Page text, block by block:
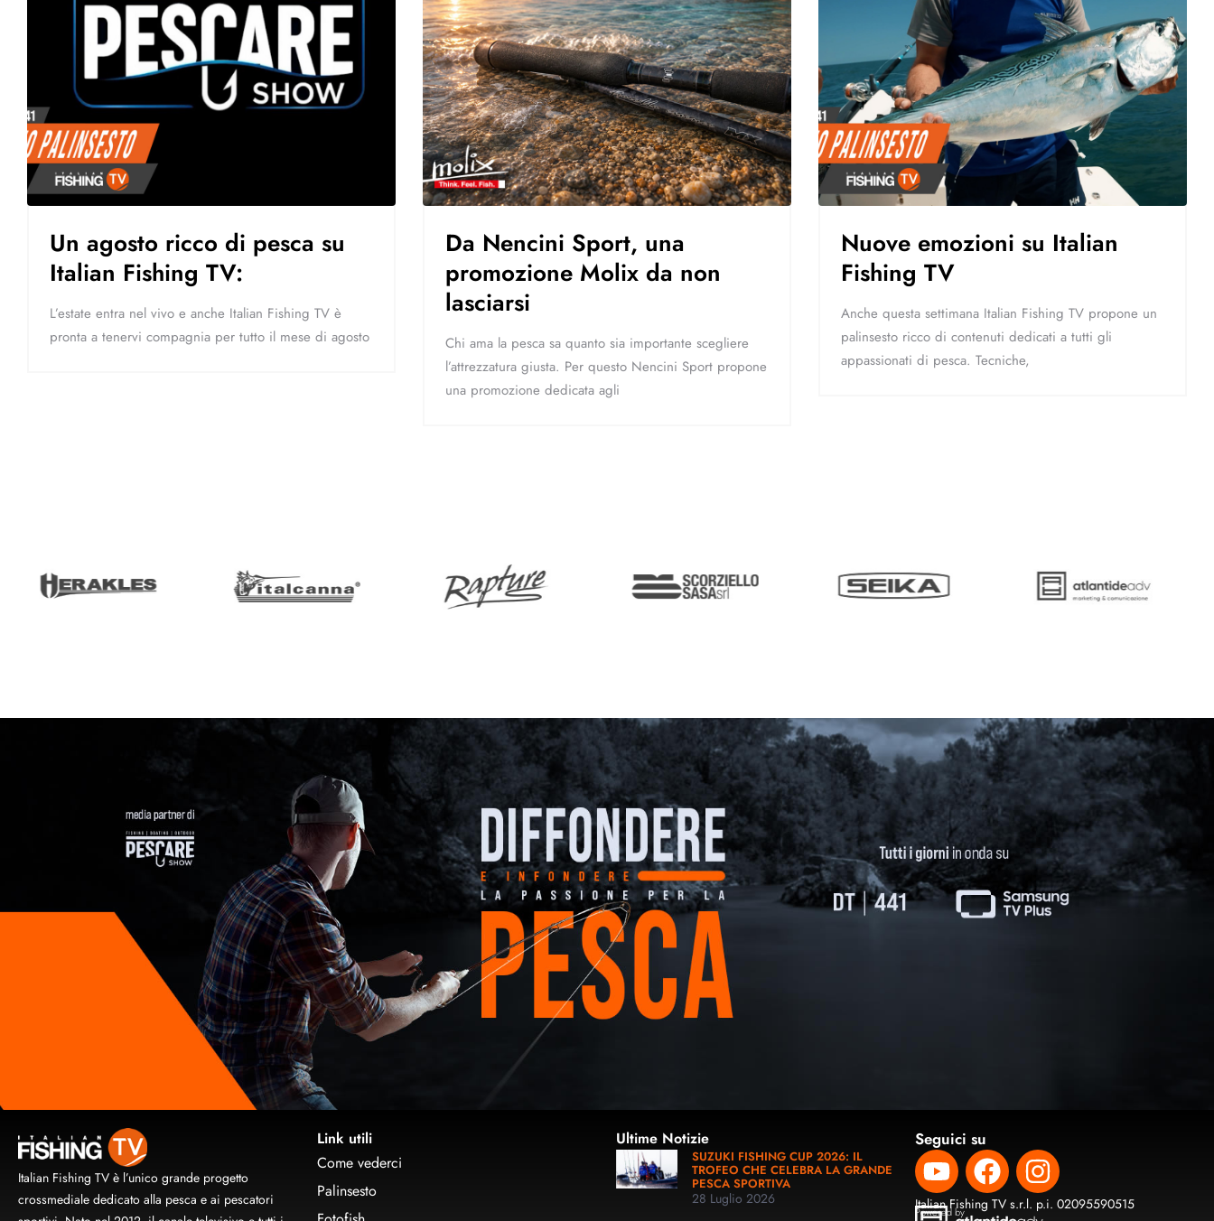
Un agosto ricco di pesca su
Italian Fishing TV:
L’estate entra nel vivo e anche Italian Fishing TV è
pronta a tenervi compagnia per tutto il mese di agosto
Da Nencini Sport, una
promozione Molix da non
lasciarsi
Chi ama la pesca sa quanto sia importante scegliere
l’attrezzatura giusta. Per questo Nencini Sport propone
una promozione dedicata agli
Nuove emozioni su Italian
Fishing TV
Anche questa settimana Italian Fishing TV propone un
palinsesto ricco di contenuti dedicati a tutti gli
appassionati di pesca. Tecniche,
Italian Fishing TV è l’unico grande progetto
crossmediale dedicato alla pesca e ai pescatori
Link utili
Come vederci
Palinsesto
Ultime Notizie
SUZUKI FISHING CUP 2026: IL
TROFEO CHE CELEBRA LA GRANDE
PESCA SPORTIVA
28 Luglio 2026
Seguici su
Italian Fishing TV s.r.l. p.i. 02095590515
Powered by